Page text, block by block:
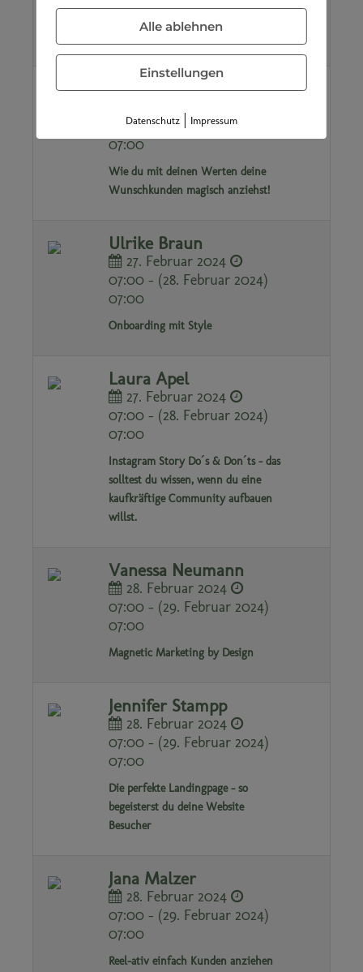
Lieblingsprodukt deiner Kunden
Jenny Lam
07:00 - (28. Februar 2024)
07:00
Wie du mit deinen Werten deine
Wunschkunden magisch anziehst!
Ulrike Braun
27. Februar 2024
07:00 - (28. Februar 2024)
07:00
Onboarding mit Style
Laura Apel
27. Februar 2024
07:00 - (28. Februar 2024)
07:00
Instagram Story Do´s & Don´ts - das
solltest du wissen, wenn du eine
kaufkräftige Community aufbauen
willst.
Vanessa Neumann
28. Februar 2024
07:00 - (29. Februar 2024)
07:00
Magnetic Marketing by Design
Jennifer Stampp
28. Februar 2024
07:00 - (29. Februar 2024)
07:00
Die perfekte Landingpage - so
begeisterst du deine Website
Besucher
Jana Malzer
28. Februar 2024
07:00 - (29. Februar 2024)
07:00
Reel-ativ einfach Kunden anziehen
Alle ablehnen
Einstellungen
Datenschutz| Impressum